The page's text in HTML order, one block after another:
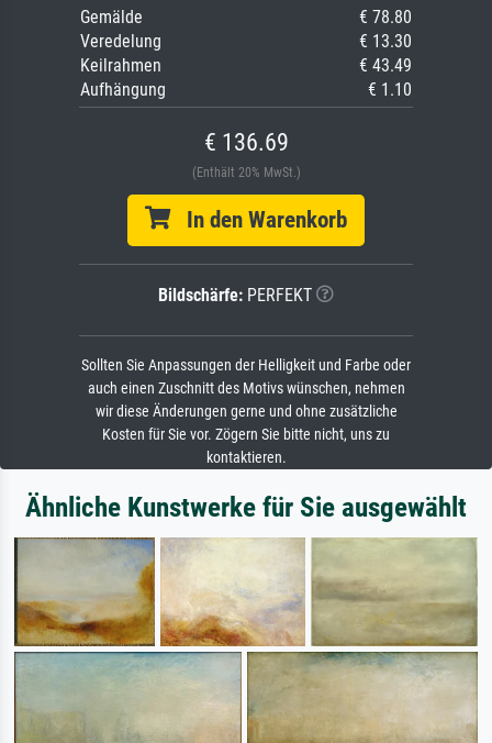
Gemälde
€ 78.80
Veredelung
€ 13.30
Keilrahmen
€ 43.49
Aufhängung
€ 1.10
€ 136.69
(Enthält 20% MwSt.)
In den Warenkorb
Bildschärfe: PERFEKT
Sollten Sie Anpassungen der Helligkeit und Farbe oder
auch einen Zuschnitt des Motivs wünschen, nehmen
wir diese Änderungen gerne und ohne zusätzliche
Kosten für Sie vor. Zögern Sie bitte nicht, uns zu
kontaktieren.
Ähnliche Kunstwerke für Sie ausgewählt